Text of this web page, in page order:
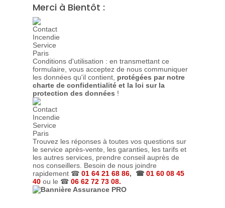
Merci à Bientôt :
Conditions d'utilisation : en transmettant ce
formulaire, vous acceptez de nous communiquer
les données qu'il contient, protégées par notre
charte de confidentialité et la loi sur la
protection des données !
Trouvez les réponses à toutes vos questions sur
le service après-vente, les garanties, les tarifs et
les autres services, prendre conseil auprès de
nos conseillers. Besoin de nous joindre
rapidement ☎ 01 64 21 68 86, ☎ 01 60 08 45
40 ou le ☎ 06 62 72 73 08.